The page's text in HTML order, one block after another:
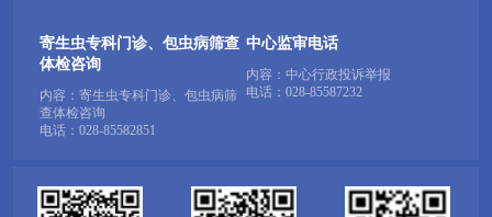
寄生虫专科门诊、包虫病筛查
体检咨询
内容：寄生虫专科门诊、包虫病筛
查体检咨询
电话： 028-85582851
中心监审电话
内容：中心行政投诉举报
电话： 028-85587232